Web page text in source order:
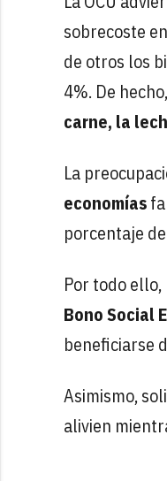
sobrecoste
de otros los
4%. De
carne, la
La
economías
porcentaje
Por todo
Bono Social
beneficiarse
Asimismo,
alivien